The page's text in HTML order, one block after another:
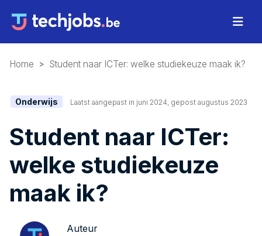
Home Student naar ICTer: welke studiekeuze maak ik?
Onderwijs Laatst aangepast in juni 2024, gepost augustus 2023
Student naar ICTer:
welke studiekeuze
maak ik?
Auteur